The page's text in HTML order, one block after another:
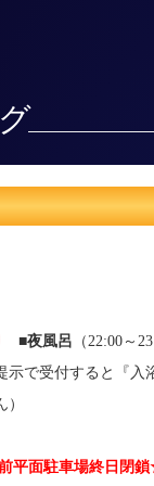
■夜風呂 （22:00～
で受付すると『入
平面駐車場終日閉